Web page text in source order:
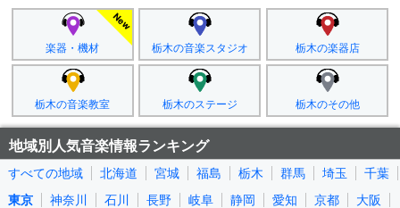
楽器・機材 栃木の音楽スタジオ 栃木の楽器店
栃木の音楽教室 栃木のステージ 栃木のその他
地域別人気音楽情報ランキング
すべての地域 北海道 宮城 福島 栃木 群馬 埼玉
千葉
東京
神奈川 石川 長野 岐阜 静岡 愛知 京都
大阪